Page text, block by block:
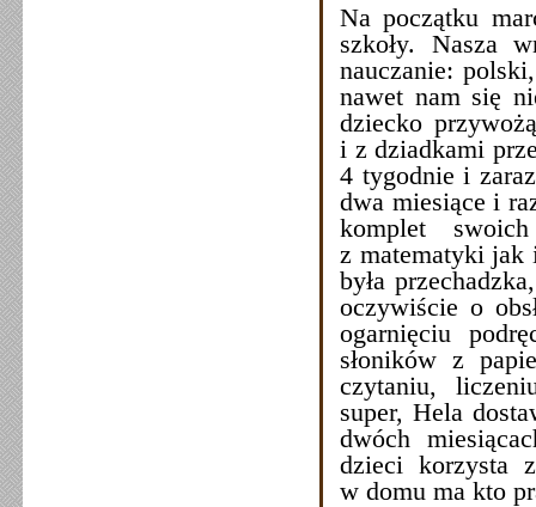
Na początku
szkoły. Nasza
nauczanie:
nawet nam się
dziecko
i z dziadkami
4 tygodnie i
dwa miesiące i
komplet
z matematyki jak
była
oczywiście o
ogarnięciu
słoników z
czytaniu,
super, Hela
dwóch
dzieci korzysta
w domu ma kto